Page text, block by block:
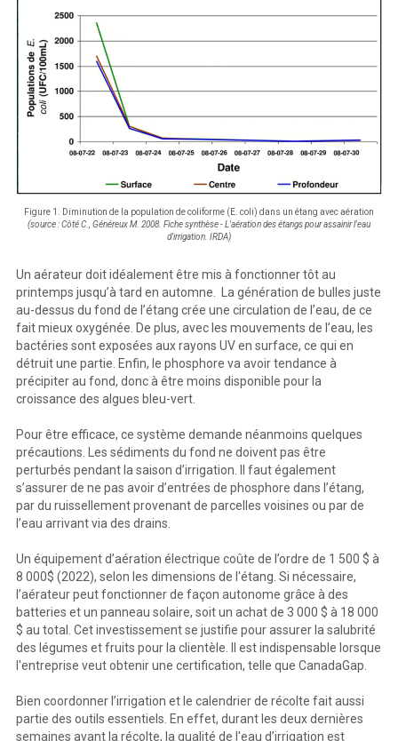
Figure 1. Diminution de la population de coliforme (E. coli) dans un étang avec aération
(source : Côté C., Généreux M. 2008. Fiche synthèse - L'aération des étangs pour assainir l'eau
d'irrigation. IRDA)
Un aérateur doit idéalement être mis à fonctionner tôt au
printemps jusqu’à tard en automne. La génération de bulles juste
au-dessus du fond de l’étang crée une circulation de l’eau, de ce
fait mieux oxygénée. De plus, avec les mouvements de l’eau, les
bactéries sont exposées aux rayons UV en surface, ce qui en
détruit une partie. Enfin, le phosphore va avoir tendance à
précipiter au fond, donc à être moins disponible pour la
croissance des algues bleu-vert.
Pour être efficace, ce système demande néanmoins quelques
précautions. Les sédiments du fond ne doivent pas être
perturbés pendant la saison d’irrigation. Il faut également
s’assurer de ne pas avoir d’entrées de phosphore dans l’étang,
par du ruissellement provenant de parcelles voisines ou par de
l’eau arrivant via des drains.
Un équipement d’aération électrique coûte de l’ordre de 1 500 $ à
8 000$ (2022), selon les dimensions de l'étang. Si nécessaire,
l’aérateur peut fonctionner de façon autonome grâce à des
batteries et un panneau solaire, soit un achat de 3 000 $ à 18 000
$ au total. Cet investissement se justifie pour assurer la salubrité
des légumes et fruits pour la clientèle. Il est indispensable lorsque
l'entreprise veut obtenir une certification, telle que CanadaGap.
Bien coordonner l’irrigation et le calendrier de récolte fait aussi
partie des outils essentiels. En effet, durant les deux dernières
semaines avant la récolte, la qualité de l'eau d’irrigation est